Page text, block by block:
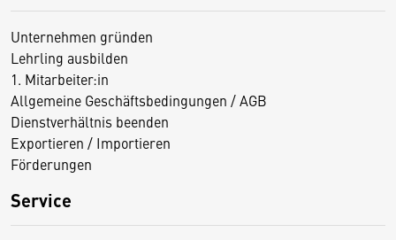
Unternehmen gründen
Lehrling ausbilden
1. Mitarbeiter:in
Allgemeine Geschäftsbedingungen / AGB
Dienstverhältnis beenden
Exportieren / Importieren
Förderungen
Service